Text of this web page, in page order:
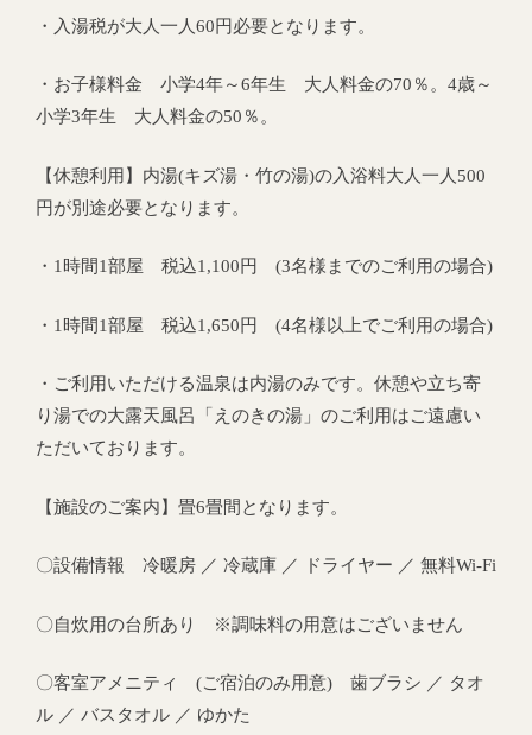
・入湯税が大人一人60円必要となります。
・お子様料金 小学4年～6年生 大人料金の70％。4歳～
小学3年生 大人料金の50％。
【休憩利用】内湯(キズ湯・竹の湯)の入浴料大人一人500
円が別途必要となります。
・1時間1部屋 税込1,100円 (3名様までのご利用の場合)
・1時間1部屋 税込1,650円 (4名様以上でご利用の場合)
・ご利用いただける温泉は内湯のみです。休憩や立ち寄
り湯での大露天風呂「えのきの湯」のご利用はご遠慮い
ただいております。
【施設のご案内】畳6畳間となります。
〇設備情報 冷暖房 ／ 冷蔵庫 ／ ドライヤー ／ 無料Wi-Fi
〇自炊用の台所あり ※調味料の用意はございません
〇客室アメニティ (ご宿泊のみ用意) 歯ブラシ ／ タオ
ル ／ バスタオル ／ ゆかた